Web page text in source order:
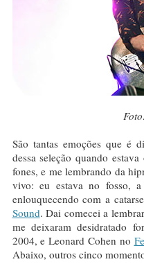
São tantas emoções que é
dessa seleção quando
fones, e me lembrando da
vivo: eu estava no fosso,
enlouquecendo com a
Sound. Dai comecei a
me deixaram desidratado
2004, e Leonard Cohen no
Abaixo, outros cinco